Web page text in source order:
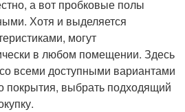
а вот пробковые полы
Хотя и выделяется
могут
в любом помещении. Здесь
всеми доступными вариантами
покрытия, выбрать подходящий